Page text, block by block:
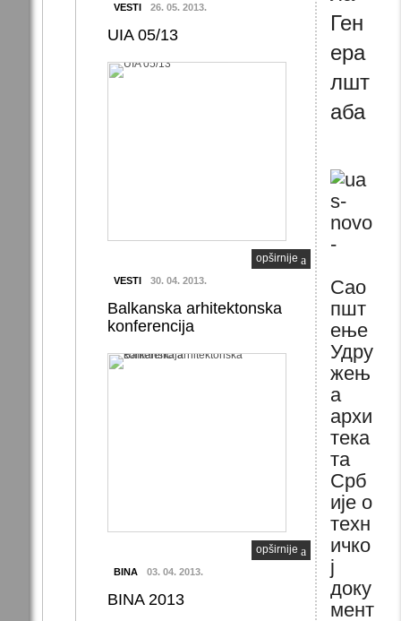
VESTI 26. 05. 2013.
UIA 05/13
opširnije
VESTI 30. 04. 2013.
Balkanska arhitektonska
konferencija
opširnije
BINA 03. 04. 2013.
BINA 2013
Ген
ера
лшт
аба
Сао
пшт
ење
Удру
жењ
а
архи
тека
та
Срб
ије о
техн
ичко
ј
доку
мент